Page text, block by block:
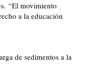
“El movimiento
a la educación
de sedimentos a la